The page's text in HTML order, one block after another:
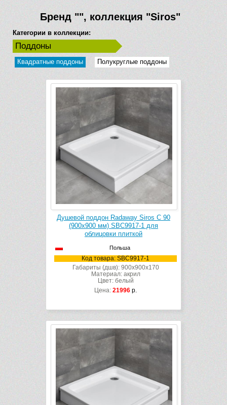
Бренд "", коллекция "Siros"
Категории в коллекции:
Поддоны
Квадратные поддоны Полукруглые поддоны
Душевой поддон Radaway Siros C 90
(900х900 мм) SBC9917-1 для
облицовки плиткой
Польша
Код товара: SBC9917-1
Габариты (дшв): 900x900x170
Материал: акрил
Цвет: белый
Цена: 21996 р.